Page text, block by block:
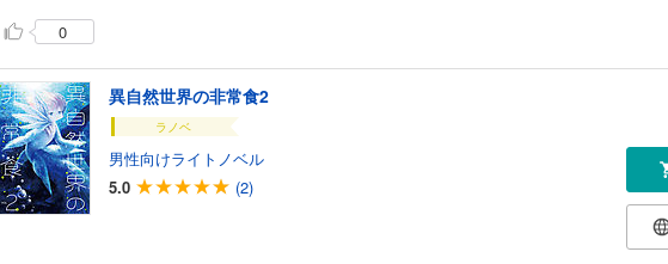
0
異自然世界の非常食2
ラノベ
男性向けライトノベル
5.0
(2)